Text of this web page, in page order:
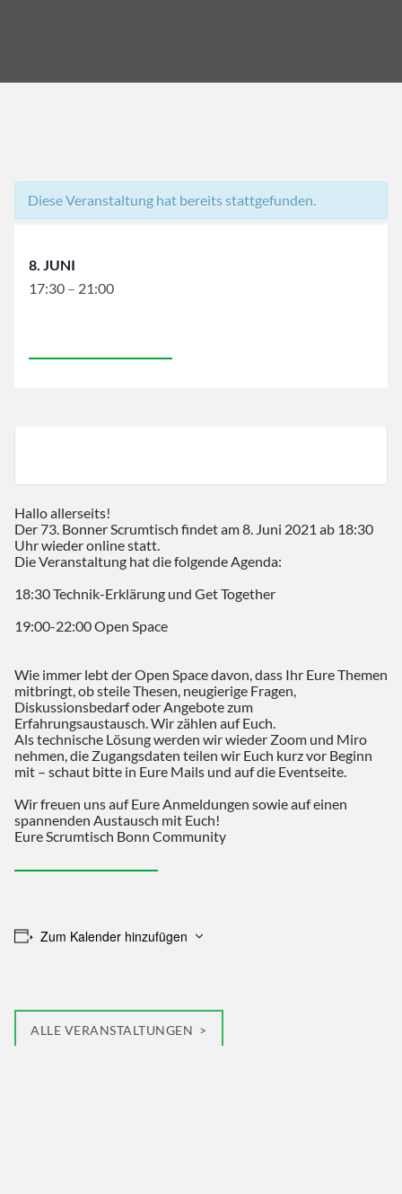
Diese Veranstaltung hat bereits stattgefunden.
8. JUNI
17:30 – 21:00
Hallo allerseits!
Der 73. Bonner Scrumtisch findet am 8. Juni 2021 ab 18:30
Uhr wieder online statt.
Die Veranstaltung hat die folgende Agenda:
18:30 Technik-Erklärung und Get Together
19:00-22:00 Open Space
Wie immer lebt der Open Space davon, dass Ihr Eure Themen
mitbringt, ob steile Thesen, neugierige Fragen,
Diskussionsbedarf oder Angebote zum
Erfahrungsaustausch. Wir zählen auf Euch.
Als technische Lösung werden wir wieder Zoom und Miro
nehmen, die Zugangsdaten teilen wir Euch kurz vor Beginn
mit – schaut bitte in Eure Mails und auf die Eventseite.
Wir freuen uns auf Eure Anmeldungen sowie auf einen
spannenden Austausch mit Euch!
Eure Scrumtisch Bonn Community
Zum Kalender hinzufügen
ALLE VERANSTALTUNGEN